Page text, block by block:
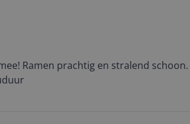
Ramen prachtig en stralend